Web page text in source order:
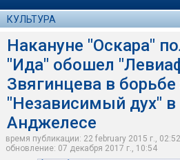
КУЛЬТУРА
Накануне "Оскара"
"Ида" обошел
Звягинцева в
"Независимый дух" в
Анджелесе
время публикации: 22 february 2015 г.,
обновление: 07 декабря 2017 г., 10:54